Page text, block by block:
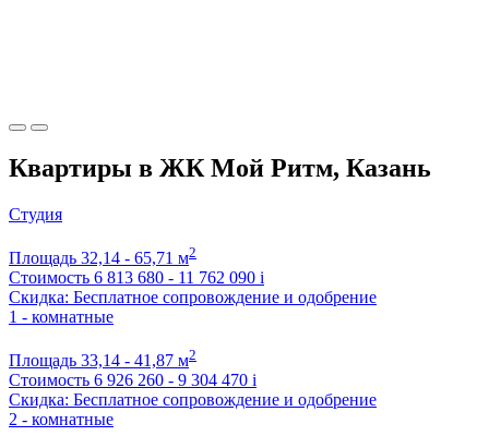
Квартиры в ЖК Мой Ритм, Казань
Студия
Площадь 32,14 - 65,71 м2
Стоимость 6 813 680 - 11 762 090 i
Скидка: Бесплатное сопровождение и одобрение
1 - комнатные
Площадь 33,14 - 41,87 м2
Стоимость 6 926 260 - 9 304 470 i
Скидка: Бесплатное сопровождение и одобрение
2 - комнатные